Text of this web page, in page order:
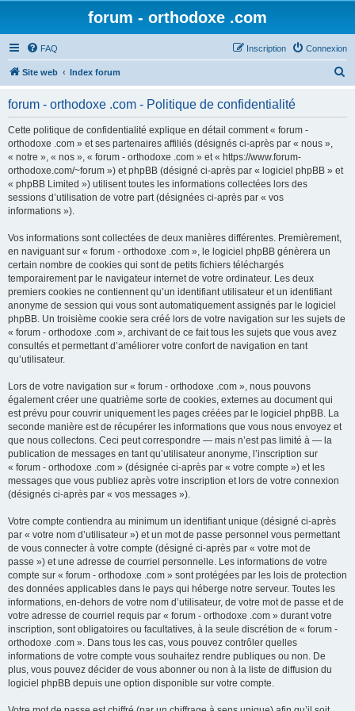
forum - orthodoxe .com
FAQ Connexion
Inscription
Site web Index forum
forum - orthodoxe .com - Politique de confidentialité
Cette politique de confidentialité explique en détail comment « forum -
orthodoxe .com » et ses partenaires affiliés (désignés ci-après par « nous »,
« notre », « nos », « forum - orthodoxe .com » et « https://www.forum-
orthodoxe.com/~forum ») et phpBB (désigné ci-après par « logiciel phpBB » et
« phpBB Limited ») utilisent toutes les informations collectées lors des
sessions d’utilisation de votre part (désignées ci-après par « vos
informations »).
Vos informations sont collectées de deux manières différentes. Premièrement,
en naviguant sur « forum - orthodoxe .com », le logiciel phpBB génèrera un
certain nombre de cookies qui sont de petits fichiers téléchargés
temporairement par le navigateur internet de votre ordinateur. Les deux
premiers cookies ne contiennent qu’un identifiant utilisateur et un identifiant
anonyme de session qui vous sont automatiquement assignés par le logiciel
phpBB. Un troisième cookie sera créé lors de votre navigation sur les sujets de
« forum - orthodoxe .com », archivant de ce fait tous les sujets que vous avez
consultés et permettant d’améliorer votre confort de navigation en tant
qu’utilisateur.
Lors de votre navigation sur « forum - orthodoxe .com », nous pouvons
également créer une quatrième sorte de cookies, externes au document qui
est prévu pour couvrir uniquement les pages créées par le logiciel phpBB. La
seconde manière est de récupérer les informations que vous nous envoyez et
que nous collectons. Ceci peut correspondre — mais n’est pas limité à — la
publication de messages en tant qu’utilisateur anonyme, l’inscription sur
« forum - orthodoxe .com » (désignée ci-après par « votre compte ») et les
messages que vous publiez après votre inscription et lors de votre connexion
(désignés ci-après par « vos messages »).
Votre compte contiendra au minimum un identifiant unique (désigné ci-après
par « votre nom d’utilisateur ») et un mot de passe personnel vous permettant
de vous connecter à votre compte (désigné ci-après par « votre mot de
passe ») et une adresse de courriel personnelle. Les informations de votre
compte sur « forum - orthodoxe .com » sont protégées par les lois de protection
des données applicables dans le pays qui héberge notre serveur. Toutes les
informations, en-dehors de votre nom d’utilisateur, de votre mot de passe et de
votre adresse de courriel requis par « forum - orthodoxe .com » durant votre
inscription, sont obligatoires ou facultatives, à la seule discrétion de « forum -
orthodoxe .com ». Dans tous les cas, vous pouvez contrôler quelles
informations de votre compte vous souhaitez rendre publiques ou non. De
plus, vous pouvez décider de vous abonner ou non à la liste de diffusion du
logiciel phpBB depuis une option disponible sur votre compte.